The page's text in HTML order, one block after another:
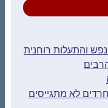
והתעלות רוחנית
לא מתגייסים